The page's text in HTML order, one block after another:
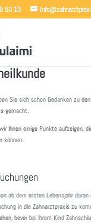
50 13
Sie sich schon Gedanken zu
gemacht.
Ihnen einige Punkte aufzeigen,
können.
ab dem ersten Lebens­jahr
in die Zahn­arzt­praxis zu
bevor bei Ihrem Kind